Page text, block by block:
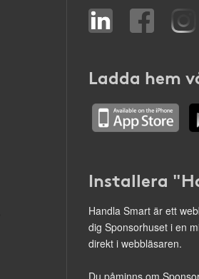
Ladda hem
Installera
Handla Smart är ett
dig Sponsorhuset i en
direkt i webbläsaren.